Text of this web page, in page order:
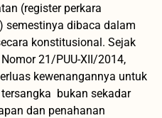
(register perkara
semestinya dibaca dalam
konstitusional. Sejak
21/PUU-XII/2014,
kewenangannya untuk
bukan sekadar
dan penahanan